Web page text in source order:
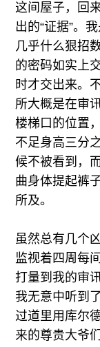
这间屋子，回
出的“证据”。
几乎什么狠招
的密码如实上
时才交出来。
所大概是在审
楼梯口的位置
不足身高三分
候不被看到，
曲身体提起裤
所及。
虽然总有几个
监视着四周每
打量到我的审
我无意中听到
过道里用库尔
来的尊贵大爷